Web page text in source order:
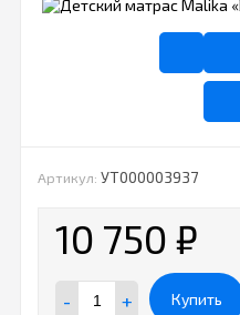
Артикул: УТ000003937
10 750 ₽
- + Купить